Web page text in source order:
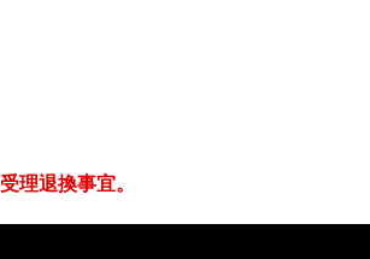
理退換事宜。